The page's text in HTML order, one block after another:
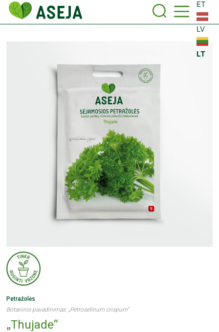
ET
LV
LT
Petražolės
Botaninis pavadinimas: „Petroselinum crispum“
„Thujade“